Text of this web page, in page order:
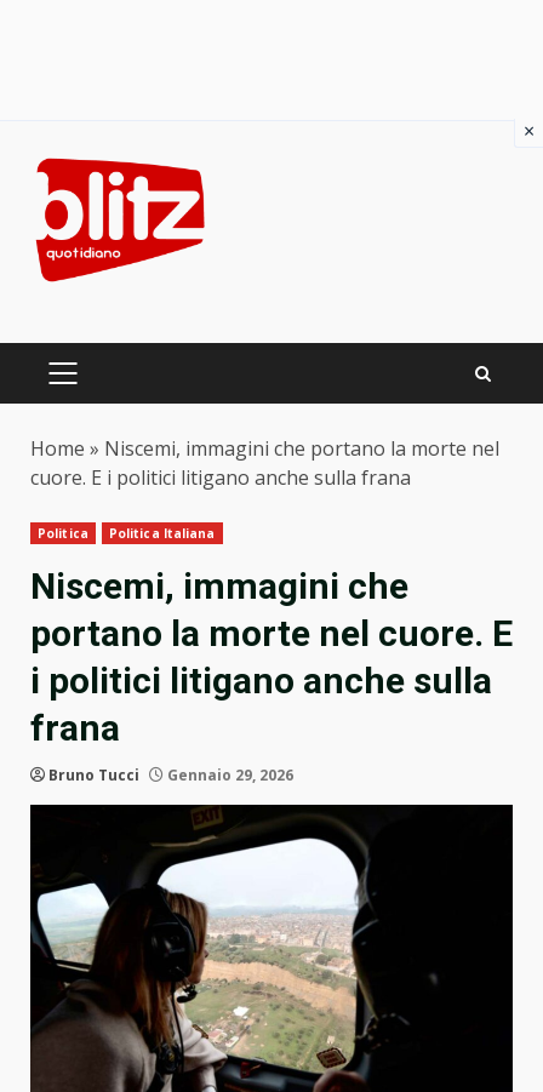
content
PRIMARY
Home » Niscemi, immagini che portano la morte nel
cuore. E i politici litigano anche sulla frana
Politica Politica Italiana
Niscemi, immagini che
portano la morte nel cuore. E
i politici litigano anche sulla
frana
Bruno Tucci Gennaio 29, 2026
×